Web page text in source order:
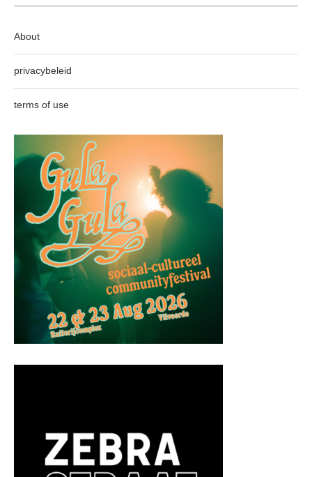
About
privacybeleid
terms of use